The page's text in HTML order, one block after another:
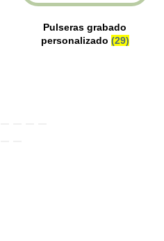
Pulseras grabado
personalizado (29)